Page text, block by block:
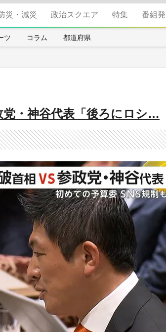
災・減災 政治スクエア 特集 番組発
ツ コラム 都道府県
党・神谷代表「後ろにロシ…